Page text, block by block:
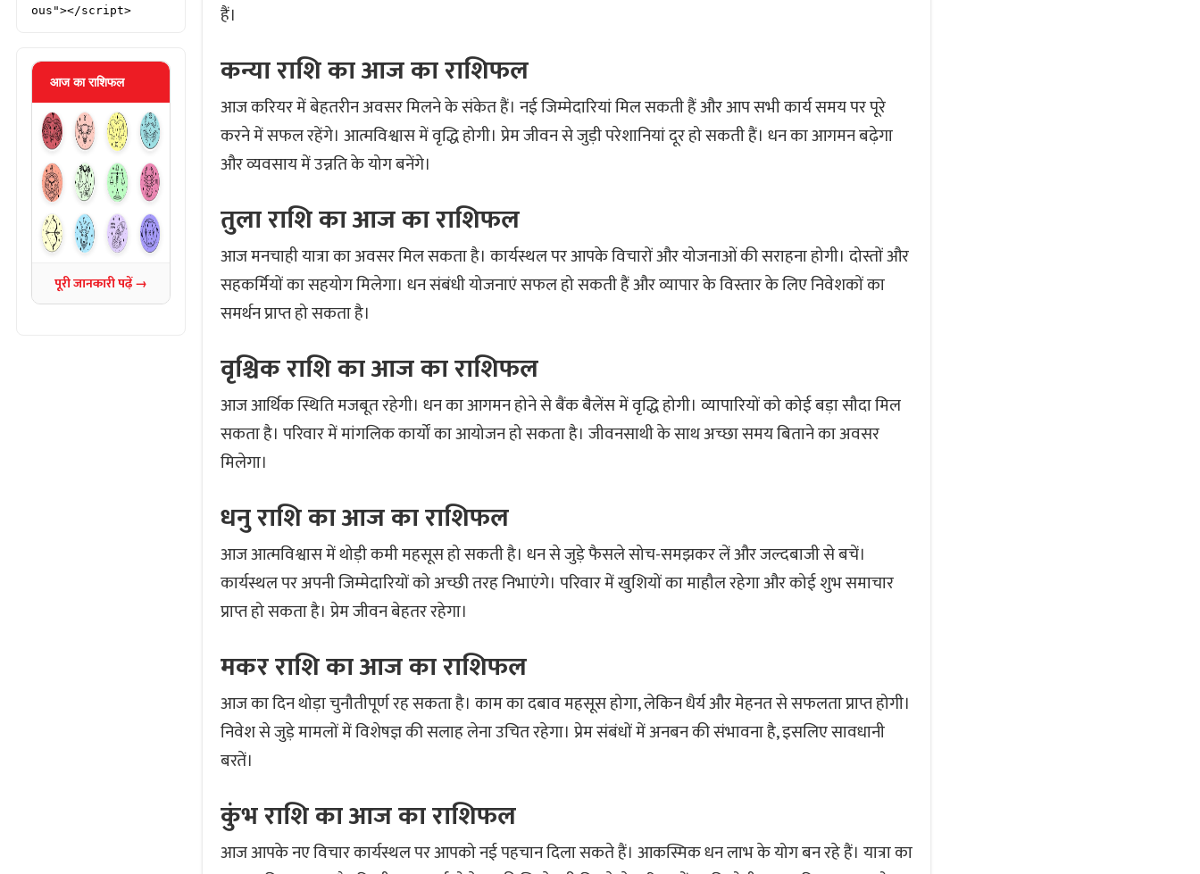
ous"></script>
आज का राशिफल
पूरी जानकारी पढ़ें →
हैं।
कन्या राशि का आज का राशिफल
आज करियर में बेहतरीन अवसर मिलने के संकेत हैं। नई जिम्मेदारियां मिल सकती हैं और आप सभी कार्य समय पर पूरे
करने में सफल रहेंगे। आत्मविश्वास में वृद्धि होगी। प्रेम जीवन से जुड़ी परेशानियां दूर हो सकती हैं। धन का आगमन बढ़ेगा
और व्यवसाय में उन्नति के योग बनेंगे।
तुला राशि का आज का राशिफल
आज मनचाही यात्रा का अवसर मिल सकता है। कार्यस्थल पर आपके विचारों और योजनाओं की सराहना होगी। दोस्तों और
सहकर्मियों का सहयोग मिलेगा। धन संबंधी योजनाएं सफल हो सकती हैं और व्यापार के विस्तार के लिए निवेशकों का
समर्थन प्राप्त हो सकता है।
वृश्चिक राशि का आज का राशिफल
आज आर्थिक स्थिति मजबूत रहेगी। धन का आगमन होने से बैंक बैलेंस में वृद्धि होगी। व्यापारियों को कोई बड़ा सौदा मिल
सकता है। परिवार में मांगलिक कार्यों का आयोजन हो सकता है। जीवनसाथी के साथ अच्छा समय बिताने का अवसर
मिलेगा।
धनु राशि का आज का राशिफल
आज आत्मविश्वास में थोड़ी कमी महसूस हो सकती है। धन से जुड़े फैसले सोच-समझकर लें और जल्दबाजी से बचें।
कार्यस्थल पर अपनी जिम्मेदारियों को अच्छी तरह निभाएंगे। परिवार में खुशियों का माहौल रहेगा और कोई शुभ समाचार
प्राप्त हो सकता है। प्रेम जीवन बेहतर रहेगा।
मकर राशि का आज का राशिफल
आज का दिन थोड़ा चुनौतीपूर्ण रह सकता है। काम का दबाव महसूस होगा, लेकिन धैर्य और मेहनत से सफलता प्राप्त होगी।
निवेश से जुड़े मामलों में विशेषज्ञ की सलाह लेना उचित रहेगा। प्रेम संबंधों में अनबन की संभावना है, इसलिए सावधानी
बरतें।
कुंभ राशि का आज का राशिफल
आज आपके नए विचार कार्यस्थल पर आपको नई पहचान दिला सकते हैं। आकस्मिक धन लाभ के योग बन रहे हैं। यात्रा का